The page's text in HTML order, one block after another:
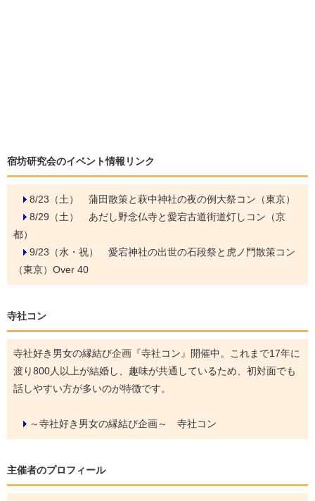
宿坊研究会のイベント情報リンク
8/23（土） 蒲田散策と萩中神社の夜の例大祭コン（東京）
8/29（土） あだし野念仏寺と愛宕古道街道灯しコン（京
都）
9/23（水・祝） 愛宕神社の出世の石段祭と虎ノ門散策コン
（東京）Over 40
寺社コン
寺社好き男女の縁結び企画『寺社コン』開催中。これまで17年に
渡り800人以上が結婚し、趣味が共通しているため、初対面でも
話しやすい方が多いのが特徴です。
～寺社好き男女の縁結び企画～ 寺社コン
主催者のプロフィール